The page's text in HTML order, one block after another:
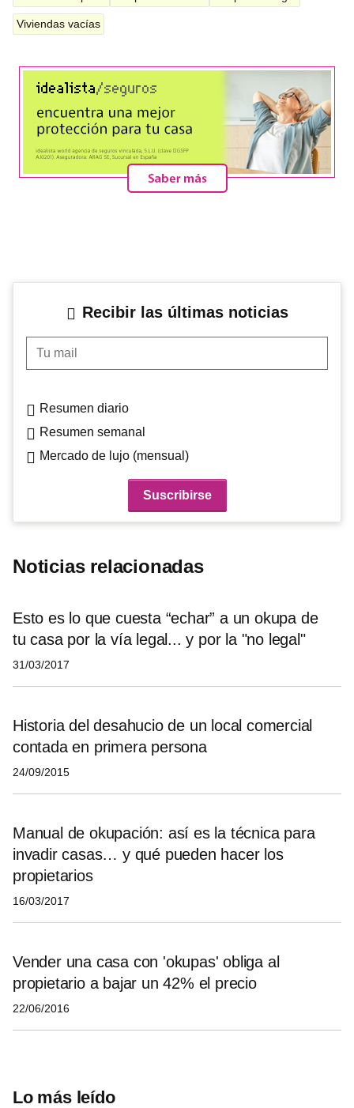
Viviendas vacías
Recibir las últimas noticias
Tu mail
Resumen diario
Resumen semanal
Mercado de lujo (mensual)
Noticias relacionadas
Esto es lo que cuesta “echar” a un okupa de
tu casa por la vía legal... y por la "no legal"
31/03/2017
Historia del desahucio de un local comercial
contada en primera persona
24/09/2015
Manual de okupación: así es la técnica para
invadir casas… y qué pueden hacer los
propietarios
16/03/2017
Vender una casa con 'okupas' obliga al
propietario a bajar un 42% el precio
22/06/2016
Lo más leído